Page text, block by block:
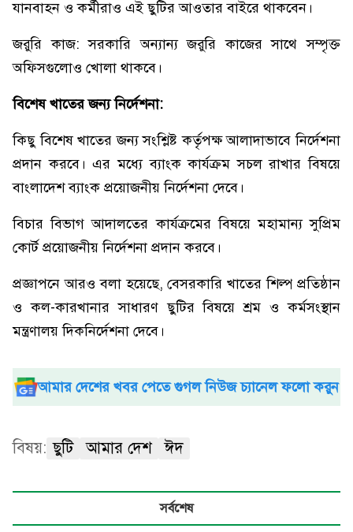
যানবাহন ও কর্মীরাও এই ছুটির আওতার বাইরে থাকবেন।
জরুরি কাজ: সরকারি অন্যান্য জরুরি কাজের সাথে সম্পৃক্ত
অফিসগুলোও খোলা থাকবে।
বিশেষ খাতের জন্য নির্দেশনা:
কিছু বিশেষ খাতের জন্য সংশ্লিষ্ট কর্তৃপক্ষ আলাদাভাবে নির্দেশনা
প্রদান করবে। এর মধ্যে ব্যাংক কার্যক্রম সচল রাখার বিষয়ে
বাংলাদেশ ব্যাংক প্রয়োজনীয় নির্দেশনা দেবে।
বিচার বিভাগ আদালতের কার্যক্রমের বিষয়ে মহামান্য সুপ্রিম
কোর্ট প্রয়োজনীয় নির্দেশনা প্রদান করবে।
প্রজ্ঞাপনে আরও বলা হয়েছে, বেসরকারি খাতের শিল্প প্রতিষ্ঠান
ও কল-কারখানার সাধারণ ছুটির বিষয়ে শ্রম ও কর্মসংস্থান
মন্ত্রণালয় দিকনির্দেশনা দেবে।
আমার দেশের খবর পেতে গুগল নিউজ চ্যানেল ফলো করুন
বিষয়: ছুটি আমার দেশ ঈদ
সর্বশেষ